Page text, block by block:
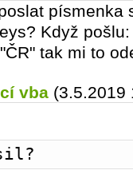
písmenka
Když pošlu:
tak mi to
vba (3.5.2019